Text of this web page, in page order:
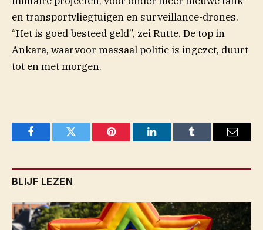
en transportvliegtuigen en surveillance-drones.
“Het is goed besteed geld”, zei Rutte. De top in
Ankara, waarvoor massaal politie is ingezet, duurt
tot en met morgen.
FacebookTwitter Pinterest LinkedInTumblr Email
BLIJF LEZEN